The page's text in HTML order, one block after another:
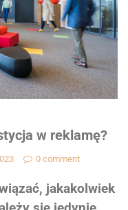
w reklamę?
0 comment
jakakolwiek